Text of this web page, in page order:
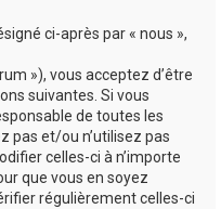
ci-après par « nous »,
»), vous acceptez d’être
suivantes. Si vous
de toutes les
pas et/ou n’utilisez pas
celles-ci à n’importe
que vous en soyez
régulièrement celles-ci